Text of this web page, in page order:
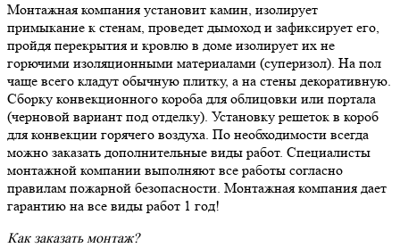
Монтажная компания установит камин, изолирует
примыкание к стенам, проведет дымоход и зафиксирует его,
пройдя перекрытия и кровлю в доме изолирует их не
горючими изоляционными материалами (суперизол). На пол
чаще всего кладут обычную плитку, а на стены декоративную.
Сборку конвекционного короба для облицовки или портала
(черновой вариант под отделку). Установку решеток в короб
для конвекции горячего воздуха. По необходимости всегда
можно заказать дополнительные виды работ. Специалисты
монтажной компании выполняют все работы согласно
правилам пожарной безопасности. Монтажная компания дает
гарантию на все виды работ 1 год!
Как заказать монтаж?